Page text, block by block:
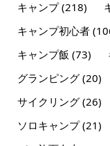
キャンプ(218)
キャンプ初心者
キャンプ飯 (73)
グランピング(20)
サイクリング(26)
ソロキャンプ(21)